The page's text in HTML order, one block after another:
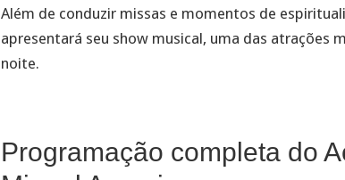
Além de conduzir missas e momentos de
apresentará seu show musical, uma das atrações
noite.
Programação completa do